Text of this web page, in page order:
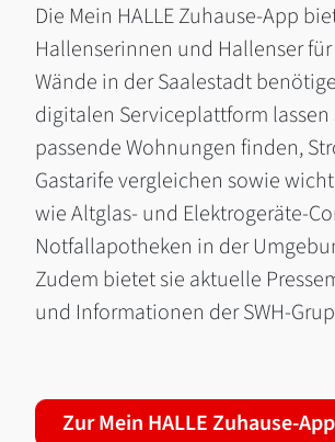
Die Mein HALLE Zuhause-App
Hallenserinnen und Hallenser
Wände in der Saalestadt
digitalen Serviceplattform lassen
passende Wohnungen finden,
Gastarife vergleichen sowie
wie Altglas- und Elektrogeräte-
Notfallapotheken in der
Zudem bietet sie aktuelle
und Informationen der SWH-
Zur Mein HALLE Zuhause-App